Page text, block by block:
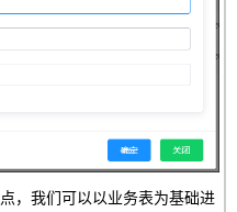
，我们可以以业务表为基础进